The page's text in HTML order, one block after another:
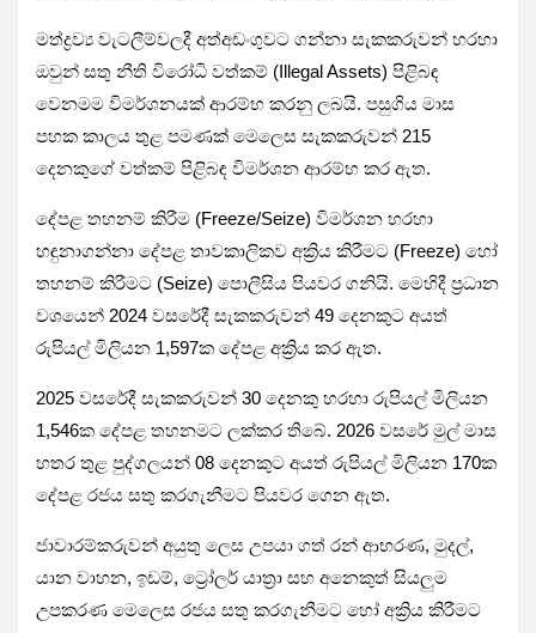
මත්ද්‍රව්‍ය වැටලීම්වලදී අත්අඩංගුවට ගන්නා සැකකරුවන් හරහා
ඔවුන් සතු නීති විරෝධි වත්කම් (Illegal Assets) පිළිබඳ
වෙනමම විමර්ශනයක් ආරම්භ කරනු ලබයි. පසුගිය මාස
පහක කාලය තුළ පමණක් මෙලෙස සැකකරුවන් 215
දෙනකුගේ වත්කම් පිළිබඳ විමර්ශන ආරම්භ කර ඇත.
දේපළ තහනම් කිරීම (Freeze/Seize) විමර්ශන හරහා
හඳුනාගන්නා දේපළ තාවකාලිකව අක්‍රිය කිරීමට (Freeze) හෝ
තහනම් කිරීමට (Seize) පොලීසිය පියවර ගනියි. මෙහිදී ප්‍රධාන
වශයෙන් 2024 වසරේදී සැකකරුවන් 49 දෙනකුට අයත්
රුපියල් මිලියන 1,597ක දේපළ අක්‍රිය කර ඇත.
2025 වසරේදී සැකකරුවන් 30 දෙනකු හරහා රුපියල් මිලියන
1,546ක දේපළ තහනමට ලක්කර තිබේ. 2026 වසරේ මුල් මාස
හතර තුළ පුද්ගලයන් 08 දෙනකුට අයත් රුපියල් මිලියන 170ක
දේපළ රජය සතු කරගැනීමට පියවර ගෙන ඇත.
ජාවාරම්කරුවන් අයුතු ලෙස උපයා ගත් රන් ආභරණ, මුදල්,
යාන වාහන, ඉඩම්, ට්‍රෝලර් යාත්‍රා සහ අනෙකුත් සියලුම
උපකරණ මෙලෙස රජය සතු කරගැනීමට හෝ අක්‍රිය කිරීමට